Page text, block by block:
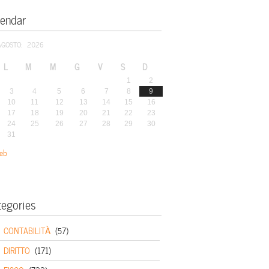
2026
L M M G V S D
1
2
3
4 5 6 7 8
9
10
11 12 13 14 15
16
17
18 19 20 21 22
23
24
25 26 27 28 29
30
31
CONTABILITÀ (57)
DIRITTO (171)